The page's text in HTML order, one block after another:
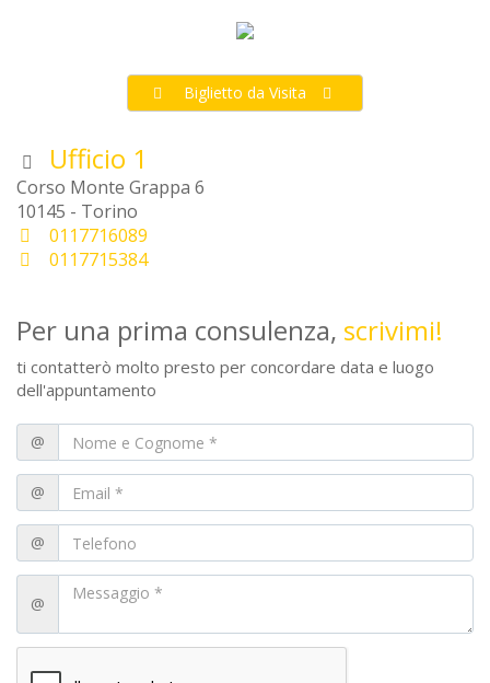
Biglietto da Visita
Ufficio 1
Corso Monte Grappa 6
10145 - Torino
0117716089
0117715384
Per una prima consulenza, scrivimi!
ti contatterò molto presto per concordare data e luogo
dell'appuntamento
@
@
@
@